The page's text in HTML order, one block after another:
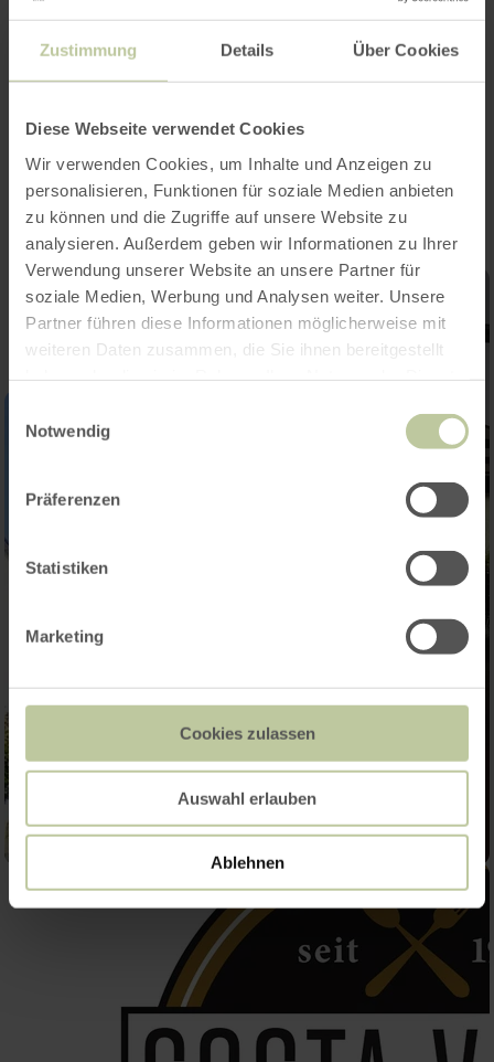
Zustimmung Details Über Cookies
Diese Webseite verwendet Cookies
Wir verwenden Cookies, um Inhalte und Anzeigen zu
personalisieren, Funktionen für soziale Medien anbieten
zu können und die Zugriffe auf unsere Website zu
analysieren. Außerdem geben wir Informationen zu Ihrer
Verwendung unserer Website an unsere Partner für
soziale Medien, Werbung und Analysen weiter. Unsere
Partner führen diese Informationen möglicherweise mit
weiteren Daten zusammen, die Sie ihnen bereitgestellt
Notwendig
Präferenzen
Statistiken
Marketing
Cookies zulassen
Auswahl erlauben
Ablehnen
Platzangebot
Impressionen